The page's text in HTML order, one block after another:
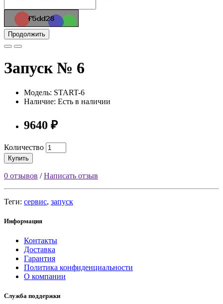
Продолжить
Запуск № 6
Модель: START-6
Наличие: Есть в наличии
9640 ₽
Количество
Купить
0 отзывов /Написать отзыв
Теги: сервис, запуск
Информация
Контакты
Доставка
Гарантия
Политика конфиденциальности
О компании
Служба поддержки